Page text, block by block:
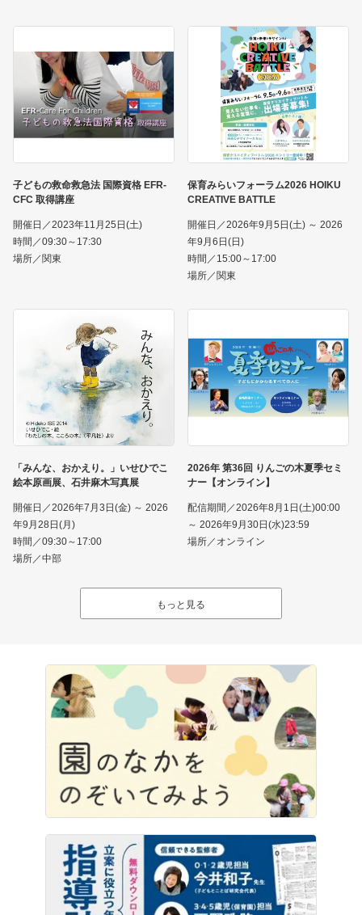
子どもの救命救急法 国際資格 EFR-
CFC 取得講座
開催日／2023年11月25日(土)
時間／09:30～17:30
場所／関東
保育みらいフォーラム2026 HOIKU
CREATIVE BATTLE
開催日／2026年9月5日(土) ～ 2026
年9月6日(日)
時間／15:00～17:00
場所／関東
「みんな、おかえり。」いせひでこ
絵本原画展、石井麻木写真展
開催日／2026年7月3日(金) ～ 2026
年9月28日(月)
時間／09:30～17:00
場所／中部
2026年 第36回 りんごの木夏季セミ
ナー【オンライン】
配信期間／2026年8月1日(土)00:00
～ 2026年9月30日(水)23:59
場所／オンライン
もっと見る